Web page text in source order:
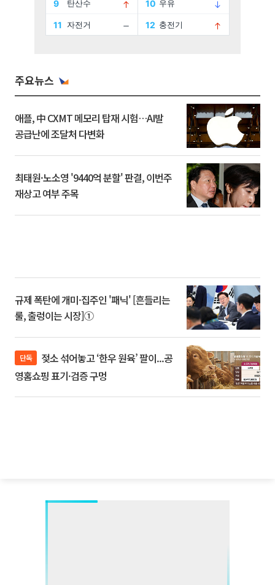
주요뉴스
애플, 中 CXMT 메모리 탑재 시험…AI발
공급난에 조달처 다변화
최태원·노소영 '9440억 분할' 판결, 이번주
재상고 여부 주목
규제 폭탄에 개미·집주인 '패닉' [흔들리는
룰, 출렁이는 시장]①
단독
영홈쇼핑 표기·검증 구멍